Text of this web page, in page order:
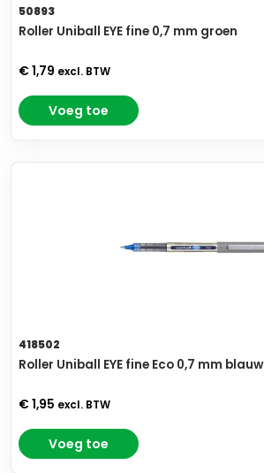
50893
Roller Uniball EYE fine 0,7 mm groen
€ 1,79 excl. BTW
Voeg toe
418502
Roller Uniball EYE fine Eco 0,7 mm blauw
€ 1,95 excl. BTW
Voeg toe